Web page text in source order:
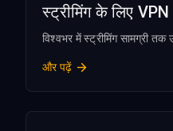
स्ट्रीमिंग के लिए VPN
विश्वभर में स्ट्रीमिंग सामग्री
और पढ़ें